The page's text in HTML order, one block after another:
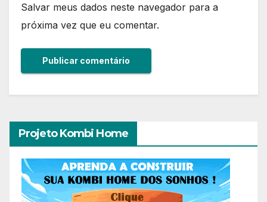
Salvar meus dados neste navegador para a
próxima vez que eu comentar.
Projeto Kombi Home